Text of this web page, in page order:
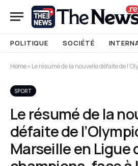
POLITIQUE SOCIÉTÉ
Home»Le résumé de la nouvelle défaite de l’Olympique de
SPORT
Le résumé de la
défaite de
Marseille en Ligue